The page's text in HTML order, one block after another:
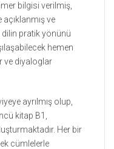
bilgisi verilmiş,
ve
dilin pratik yönünü
hemen
ve diyaloglar
ayrılmış olup,
kitap B1,
Her bir
cümlelerle